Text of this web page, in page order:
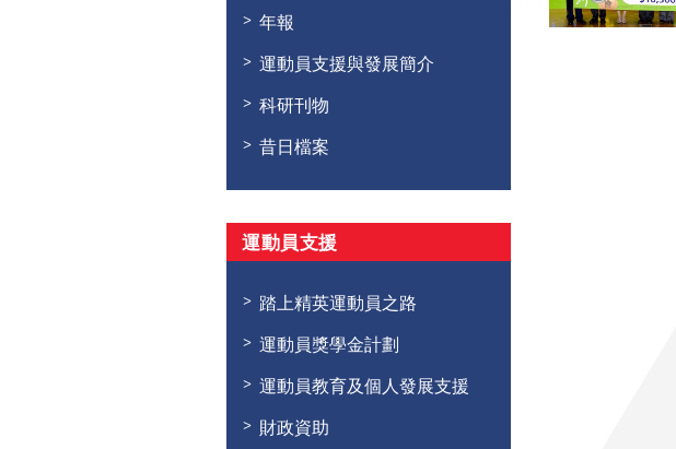
年報
運動員支援與發展簡介
科研刊物
昔日檔案
運動員支援
踏上精英運動員之路
運動員獎學金計劃
運動員教育及個人發展支援
財政資助